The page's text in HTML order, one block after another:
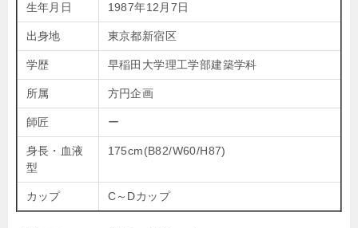
生年月日 1987年12月7日
出身地 東京都新宿区
学歴 早稲田大学理工学部建築学科
所属 方円企画
師匠 ー
身長・血液
型
175cm(B82/W60/H87)
カップ C～Dカップ